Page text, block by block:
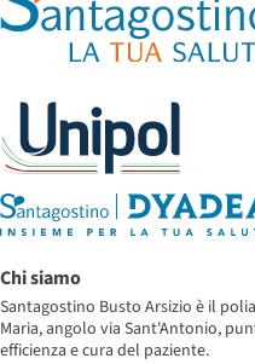
Chi siamo
Santagostino Busto Arsizio è il
Maria, angolo via Sant'Antonio,
efficienza e cura del paziente.